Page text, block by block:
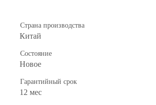
Страна производства
Китай
Состояние
Новое
Гарантийный срок
12 мес